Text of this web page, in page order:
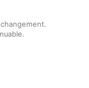
changement.